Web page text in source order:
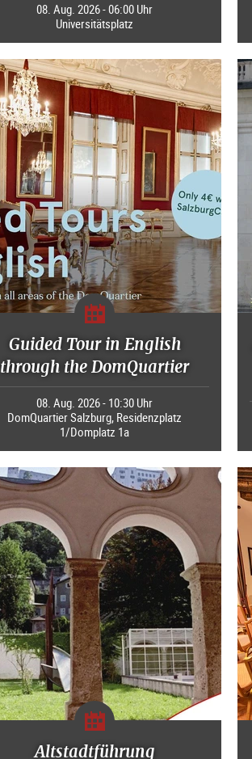
08. Aug. 2026 - 06:00 Uhr
Universitätsplatz
Guided Tour in English
through the DomQuartier
08. Aug. 2026 - 10:30 Uhr
DomQuartier Salzburg, Residenzplatz
1/Domplatz 1a
Altstadtführung